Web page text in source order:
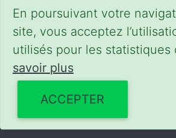
En poursuivant votre
site, vous acceptez
utilisés pour les statistiques
savoir plus
ACCEPTER
CONDITIONS-
Powered by Euro Web Page